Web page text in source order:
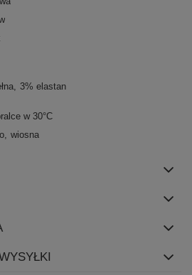
3% elastan
w 30°C
wiosna